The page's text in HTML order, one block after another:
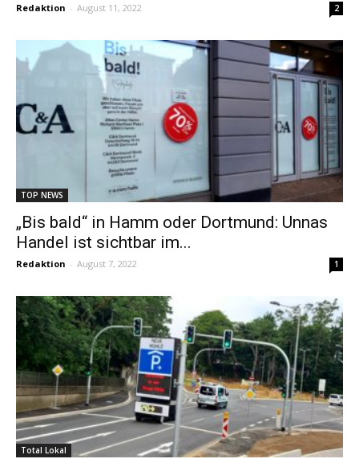
Redaktion - August 11, 2022 2
TOP NEWS
„Bis bald“ in Hamm oder Dortmund: Unnas
Handel ist sichtbar im...
Redaktion - August 7, 2022 1
Total Lokal